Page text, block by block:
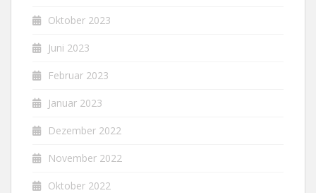
Oktober 2023
Juni 2023
Februar 2023
Januar 2023
Dezember 2022
November 2022
Oktober 2022